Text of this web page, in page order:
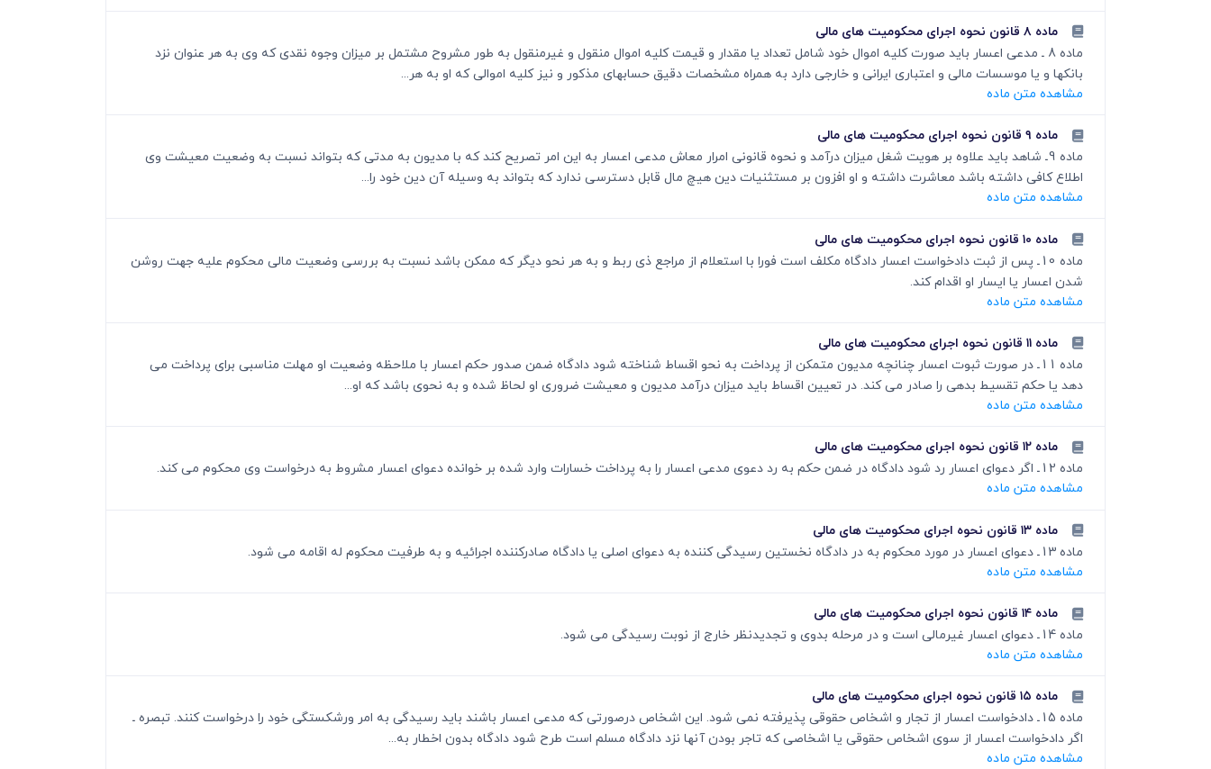
ماده ۸ قانون نحوه اجرای محکومیت های مالی
ماده 8 ـ مدعی اعسار باید صورت کلیه اموال خود شامل تعداد یا مقدار و قیمت کلیه اموال منقول و غیرمنقول به طور مشروح مشتمل بر میزان وجوه نقدی که وی به هر عنوان نزد
بانکها و یا موسسات مالی و اعتباری ایرانی و خارجی دارد به همراه مشخصات دقیق حسابهای مذکور و نیز کلیه اموالی که او به هر...
مشاهده متن ماده
ماده ۹ قانون نحوه اجرای محکومیت های مالی
ماده 9ـ شاهد باید علاوه بر هویت شغل میزان درآمد و نحوه قانونی امرار معاش مدعی اعسار به این امر تصریح کند که با مدیون به مدتی که بتواند نسبت به وضعیت معیشت وی
اطلاع کافی داشته باشد معاشرت داشته و او افزون بر مستثنیات دین هیچ مال قابل دسترسی ندارد که بتواند به وسیله آن دین خود را...
مشاهده متن ماده
ماده ۱۰ قانون نحوه اجرای محکومیت های مالی
ماده 10ـ پس از ثبت دادخواست اعسار دادگاه مکلف است فورا با استعلام از مراجع ذی ربط و به هر نحو دیگر که ممکن باشد نسبت به بررسی وضعیت مالی محکوم علیه جهت روشن
شدن اعسار یا ایسار او اقدام کند.
مشاهده متن ماده
ماده ۱۱ قانون نحوه اجرای محکومیت های مالی
ماده 11ـ در صورت ثبوت اعسار چنانچه مدیون متمکن از پرداخت به نحو اقساط شناخته شود دادگاه ضمن صدور حکم اعسار با ملاحظه وضعیت او مهلت مناسبی برای پرداخت می
دهد یا حکم تقسیط بدهی را صادر می کند. در تعیین اقساط باید میزان درآمد مدیون و معیشت ضروری او لحاظ شده و به نحوی باشد که او...
مشاهده متن ماده
ماده ۱۲ قانون نحوه اجرای محکومیت های مالی
ماده 12ـ اگر دعوای اعسار رد شود دادگاه در ضمن حکم به رد دعوی مدعی اعسار را به پرداخت خسارات وارد شده بر خوانده دعوای اعسار مشروط به درخواست وی محکوم می کند.
مشاهده متن ماده
ماده ۱۳ قانون نحوه اجرای محکومیت های مالی
ماده 13ـ دعوای اعسار در مورد محکوم به در دادگاه نخستین رسیدگی کننده به دعوای اصلی یا دادگاه صادرکننده اجرائیه و به طرفیت محکوم له اقامه می شود.
مشاهده متن ماده
ماده ۱۴ قانون نحوه اجرای محکومیت های مالی
ماده 14ـ دعوای اعسار غیرمالی است و در مرحله بدوی و تجدیدنظر خارج از نوبت رسیدگی می شود.
مشاهده متن ماده
ماده ۱۵ قانون نحوه اجرای محکومیت های مالی
ماده 15ـ دادخواست اعسار از تجار و اشخاص حقوقی پذیرفته نمی شود. این اشخاص درصورتی که مدعی اعسار باشند باید رسیدگی به امر ورشکستگی خود را درخواست کنند. تبصره ـ
اگر دادخواست اعسار از سوی اشخاص حقوقی یا اشخاصی که تاجر بودن آنها نزد دادگاه مسلم است طرح شود دادگاه بدون اخطار به...
مشاهده متن ماده